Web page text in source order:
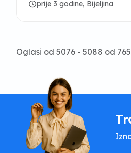
scheduleprije 3 godine, Bijeljina
Oglasi od 5076 - 5088 od